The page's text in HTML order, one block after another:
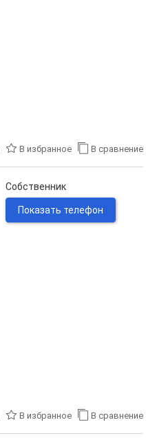
В избранное В сравнение
Собственник
Показать телефон
В избранное В сравнение